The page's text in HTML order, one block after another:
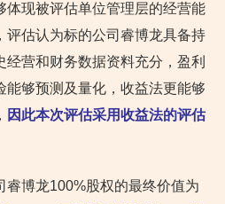
体现被评估单位管理层的经营能
评估认为标的公司睿博龙具备持
营和财务数据资料充分，盈利
能够预测及量化，收益法更能够
因此本次评估采用收益法的评估
睿博龙100%股权的最终价值为